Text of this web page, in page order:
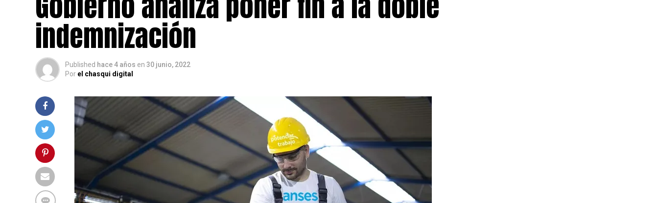
indemnización
Published hace 4 años en 30 junio, 2022
Por el chasqui digital